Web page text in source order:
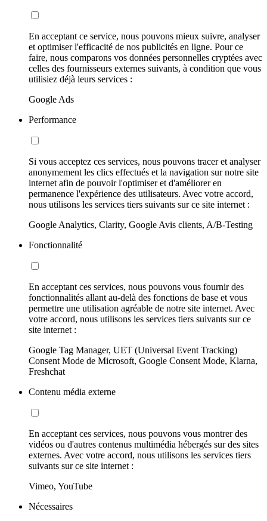
En acceptant ce service, nous pouvons mieux suivre, analyser
et optimiser l'efficacité de nos publicités en ligne. Pour ce
faire, nous comparons vos données personnelles cryptées avec
celles des fournisseurs externes suivants, à condition que vous
utilisiez déjà leurs services :
Google Ads
Performance
Si vous acceptez ces services, nous pouvons tracer et analyser
anonymement les clics effectués et la navigation sur notre site
internet afin de pouvoir l'optimiser et d'améliorer en
permanence l'expérience des utilisateurs. Avec votre accord,
nous utilisons les services tiers suivants sur ce site internet :
Google Analytics, Clarity, Google Avis clients, A/B-Testing
Fonctionnalité
En acceptant ces services, nous pouvons vous fournir des
fonctionnalités allant au-delà des fonctions de base et vous
permettre une utilisation agréable de notre site internet. Avec
votre accord, nous utilisons les services tiers suivants sur ce
site internet :
Google Tag Manager, UET (Universal Event Tracking)
Consent Mode de Microsoft, Google Consent Mode, Klarna,
Freshchat
Contenu média externe
En acceptant ces services, nous pouvons vous montrer des
vidéos ou d'autres contenus multimédia hébergés sur des sites
externes. Avec votre accord, nous utilisons les services tiers
suivants sur ce site internet :
Vimeo, YouTube
Nécessaires